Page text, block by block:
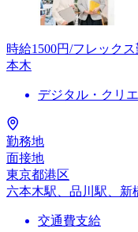
時給1500円/フレック
本木
デジタル・クリ
勤務地
面接地
東京都港区
六本木駅、品川駅、新
交通費支給